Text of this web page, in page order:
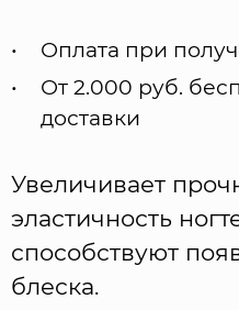
Оплата при
От 2.000 руб.
доставки
Увеличивает
эластичность
способствуют
блеска.